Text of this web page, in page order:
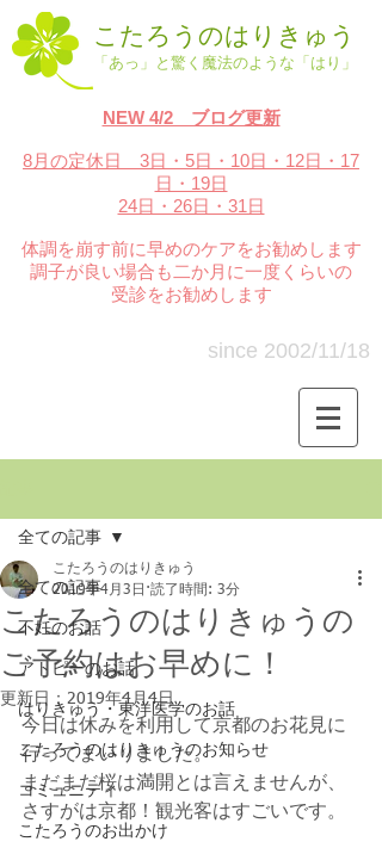
こたろうのはりきゅう
「あっ」と驚く魔法のような「はり」
NEW 4/2 ブログ更新
8月の定休日 3日・5日・10日・12日・17
日・19日
24日・26日・31日
体調を崩す前に早めのケアをお勧めします
調子が良い場合も二か月に一度くらいの
受診をお勧めします
since 2002/11/18
全ての記事
不妊のお話
アトピーのお話
はりきゅう・東洋医学のお話
こたろうのはりきゅうのお知らせ
コミュニティ
こたろうのお出かけ
全ての記事
こたろうのはりきゅうの
ご予約はお早めに！
こたろうのはりきゅう
2019年4月3日 読了時間: 3分
更新日： 2019年4月4日
今日は休みを利用して京都のお花見に
行ってまいりました。
まだまだ桜は満開とは言えませんが、
さすがは京都！観光客はすごいです。